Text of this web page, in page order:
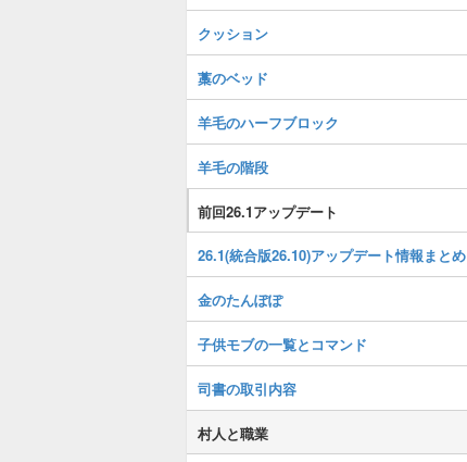
クッション
藁のベッド
羊毛のハーフブロック
羊毛の階段
前回26.1アップデート
26.1(統合版26.10)アップデート情報まとめ
金のたんぽぽ
子供モブの一覧とコマンド
司書の取引内容
村人と職業